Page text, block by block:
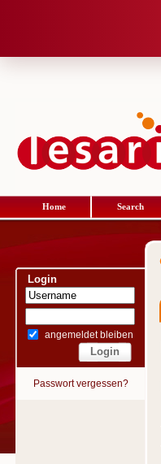
Home Search
Login
angemeldet bleiben
Passwort vergessen?